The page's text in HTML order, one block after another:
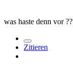
was haste denn vor
Zitieren